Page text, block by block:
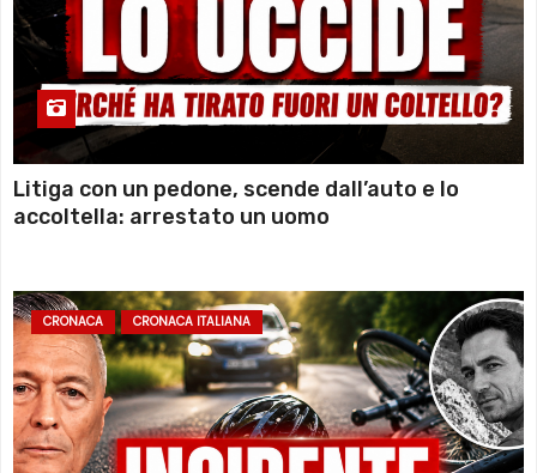
Litiga con un pedone, scende dall’auto e lo
accoltella: arrestato un uomo
CRONACA CRONACA ITALIANA